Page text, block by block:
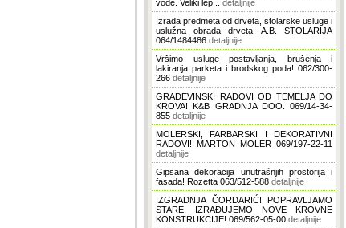
vode. Veliki lep... detaljnije
Izrada predmeta od drveta, stolarske usluge i
uslužna obrada drveta. A.B. STOLARIJA
064/1484486 detaljnije
Vršimo usluge postavljanja, brušenja i
lakiranja parketa i brodskog poda! 062/300-
266 detaljnije
GRAĐEVINSKI RADOVI OD TEMELJA DO
KROVA! K&B GRADNJA DOO. 069/14-34-
855 detaljnije
MOLERSKI, FARBARSKI I DEKORATIVNI
RADOVI! MARTON MOLER 069/197-22-11
detaljnije
Gipsana dekoracija unutrašnjih prostorija i
fasada! Rozetta 063/512-588 detaljnije
IZGRADNJA ČORDARIĆ! POPRAVLJAMO
STARE, IZRAĐUJEMO NOVE KROVNE
KONSTRUKCIJE! 069/562-05-00 detaljnije